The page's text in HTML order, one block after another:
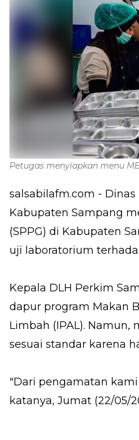
Petugas menyiapkan menu
salsabilafm.com -
Kabupaten Sampang
(SPPG) di Kabupaten
uji laboratorium
Kepala DLH Perkim
dapur program Makan
Limbah (IPAL).
sesuai standar karena
"Dari pengamatan
katanya, Jumat (22/05/